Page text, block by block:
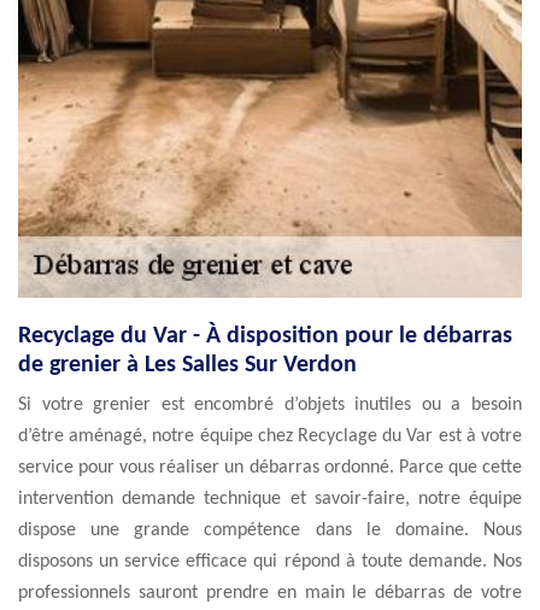
Recyclage du Var - À disposition pour le débarras
de grenier à Les Salles Sur Verdon
Si votre grenier est encombré d’objets inutiles ou a besoin
d’être aménagé, notre équipe chez Recyclage du Var est à votre
service pour vous réaliser un débarras ordonné. Parce que cette
intervention demande technique et savoir-faire, notre équipe
dispose une grande compétence dans le domaine. Nous
disposons un service efficace qui répond à toute demande. Nos
professionnels sauront prendre en main le débarras de votre